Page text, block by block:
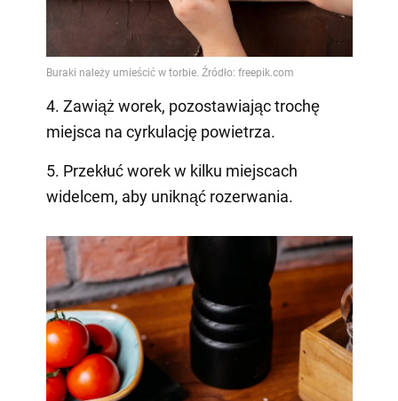
4. Zawiąż worek, pozostawiając trochę
miejsca na cyrkulację powietrza.
5. Przekłuć worek w kilku miejscach
widelcem, aby uniknąć rozerwania.